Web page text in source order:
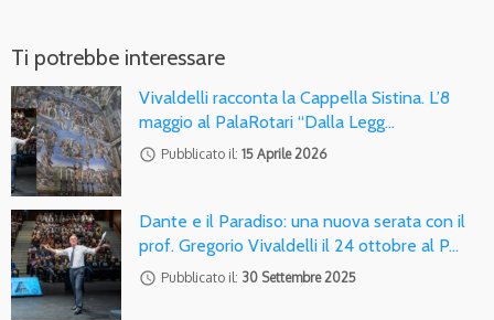
Ti potrebbe interessare
Vivaldelli racconta la Cappella Sistina. L’8
maggio al PalaRotari “Dalla Legg…
access_time Pubblicato il: 15 Aprile 2026
Dante e il Paradiso: una nuova serata con il
prof. Gregorio Vivaldelli il 24 ottobre al P…
access_time Pubblicato il: 30 Settembre 2025